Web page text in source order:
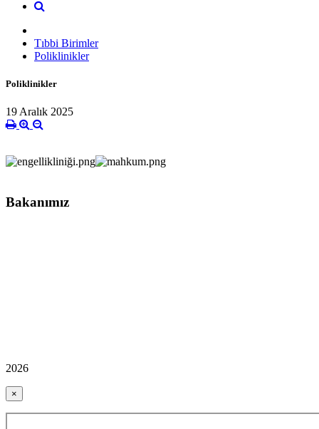
Tıbbi Birimler
Poliklinikler
Poliklinikler
19 Aralık 2025
Bakanımız
2026
×